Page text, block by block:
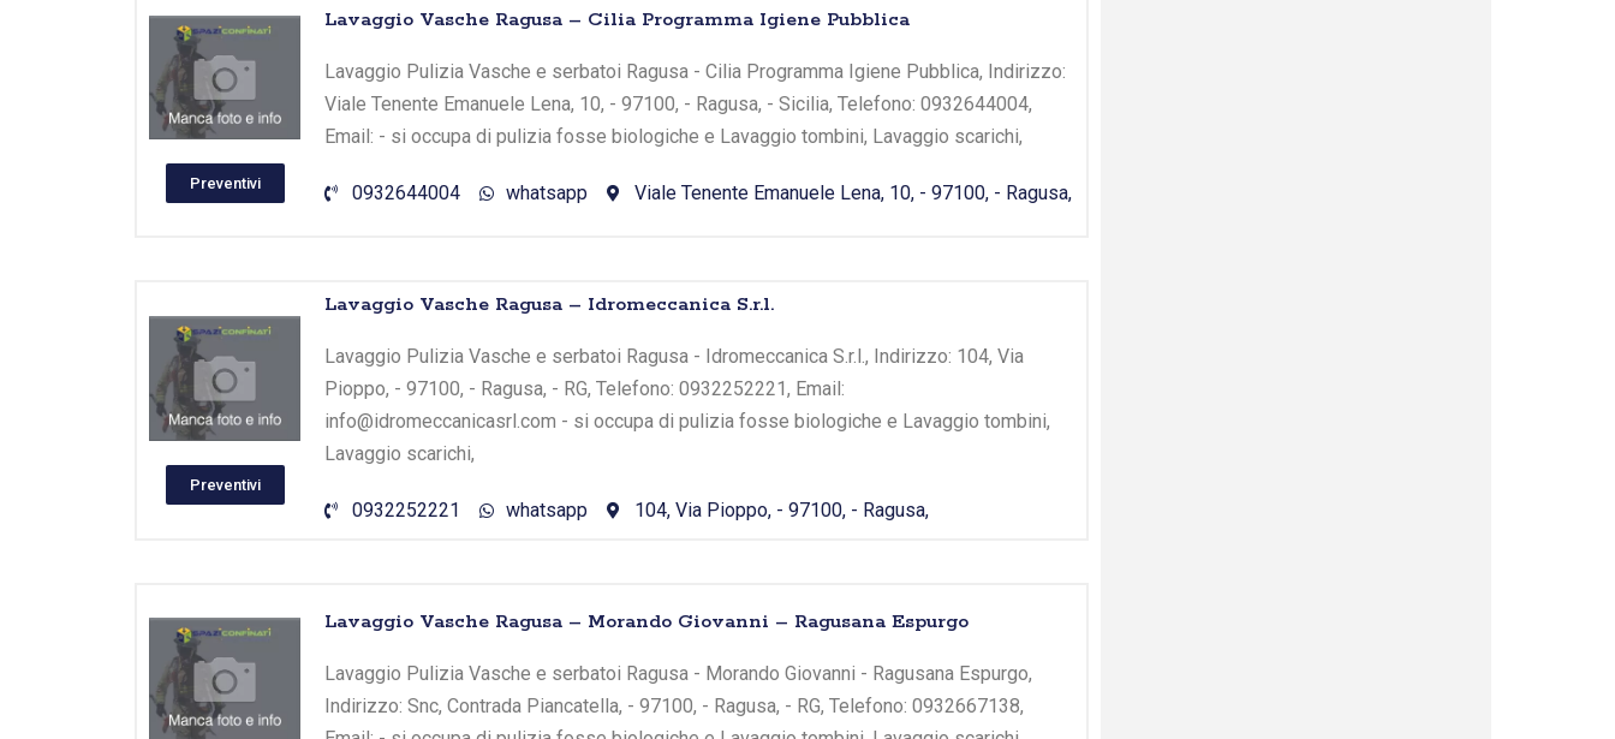
Preventivi
Lavaggio Vasche Ragusa – Cilia Programma Igiene Pubblica
Lavaggio Pulizia Vasche e serbatoi Ragusa - Cilia Programma Igiene Pubblica, Indirizzo:
Viale Tenente Emanuele Lena, 10, - 97100, - Ragusa, - Sicilia, Telefono: 0932644004,
Email: - si occupa di pulizia fosse biologiche e Lavaggio tombini, Lavaggio scarichi,
0932644004 whatsapp Viale Tenente Emanuele Lena, 10, - 97100, - Ragusa,
Preventivi
Lavaggio Vasche Ragusa – Idromeccanica S.r.l.
Lavaggio Pulizia Vasche e serbatoi Ragusa - Idromeccanica S.r.l., Indirizzo: 104, Via
Pioppo, - 97100, - Ragusa, - RG, Telefono: 0932252221, Email:
info@idromeccanicasrl.com - si occupa di pulizia fosse biologiche e Lavaggio tombini,
Lavaggio scarichi,
0932252221 whatsapp 104, Via Pioppo, - 97100, - Ragusa,
Lavaggio Vasche Ragusa – Morando Giovanni – Ragusana Espurgo
Lavaggio Pulizia Vasche e serbatoi Ragusa - Morando Giovanni - Ragusana Espurgo,
Indirizzo: Snc, Contrada Piancatella, - 97100, - Ragusa, - RG, Telefono: 0932667138,